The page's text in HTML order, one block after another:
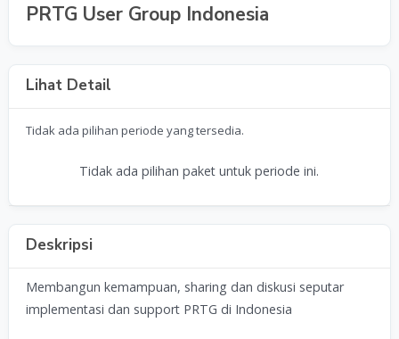
PRTG User Group Indonesia
Lihat Detail
Tidak ada pilihan periode yang tersedia.
Tidak ada pilihan paket untuk periode ini.
Deskripsi
Membangun kemampuan, sharing dan diskusi seputar
implementasi dan support PRTG di Indonesia